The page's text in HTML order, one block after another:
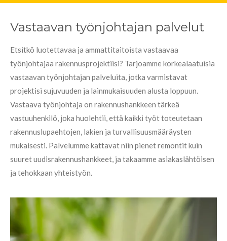
Vastaavan työnjohtajan palvelut
Etsitkö luotettavaa ja ammattitaitoista vastaavaa
työnjohtajaa rakennusprojektiisi? Tarjoamme korkealaatuisia
vastaavan työnjohtajan palveluita, jotka varmistavat
projektisi sujuvuuden ja lainmukaisuuden alusta loppuun.
Vastaava työnjohtaja on rakennushankkeen tärkeä
vastuuhenkilö, joka huolehtii, että kaikki työt toteutetaan
rakennuslupaehtojen, lakien ja turvallisuusmääräysten
mukaisesti. Palvelumme kattavat niin pienet remontit kuin
suuret uudisrakennushankkeet, ja takaamme asiakaslähtöisen
ja tehokkaan yhteistyön.